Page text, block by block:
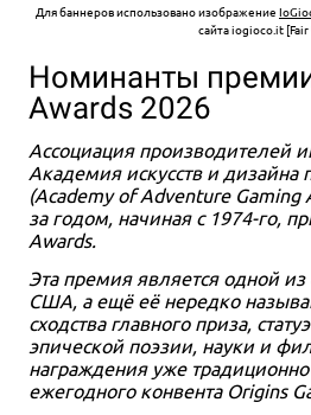
Для баннеров использовано изображение
сайта iogioco.it [Fair
Номинанты
Awards 2026
Ассоциация производителей
Академия искусств и дизайна
(Academy of Adventure Gaming
за годом, начиная с 1974-го,
Awards.
Эта премия является одной
США, а ещё её нередко
сходства главного приза,
эпической поэзии, науки и
награждения уже
ежегодного конвента Origins